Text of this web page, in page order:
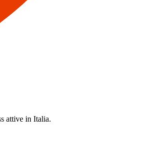
attive in Italia.